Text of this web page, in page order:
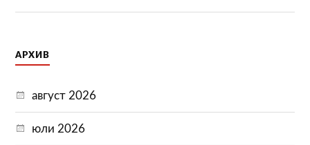
АРХИВ
август 2026
юли 2026